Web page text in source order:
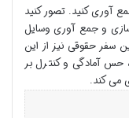
آوری کنید. تصور کنید
و جمع آوری وسایل
سفر حقوقی نیز از این
آمادگی و کنترل بر
می کند.